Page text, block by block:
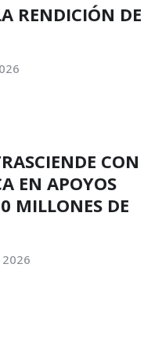
RENDICIÓN DE
CON
EN APOYOS
MILLONES DE
2026